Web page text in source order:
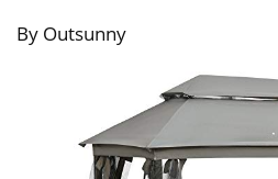
By Outsunny